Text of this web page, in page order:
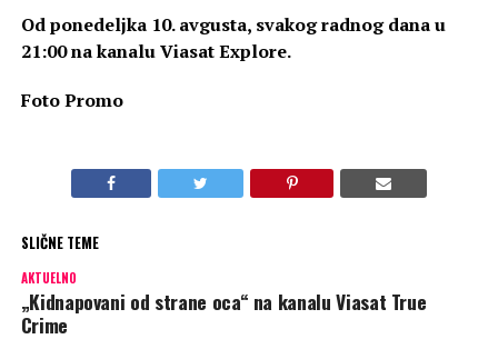
Od ponedeljka 10. avgusta, svakog radnog dana u
21:00 na kanalu Viasat Explore.
Foto Promo
SLIČNE TEME
AKTUELNO
„Kidnapovani od strane oca“ na kanalu Viasat True
Crime